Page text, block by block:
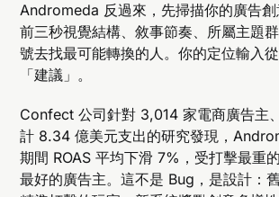
Andromeda 反過來，先掃描你的廣告創
前三秒視覺結構、敘事節奏、所屬主題
號去找最可能轉換的人。你的定位輸入
「建議」。
Confect 公司針對 3,014 家電商廣告主
計 8.34 億美元支出的研究發現，
期間 ROAS 平均下滑 7%，受打擊最重
最好的廣告主。這不是 Bug，是設計：